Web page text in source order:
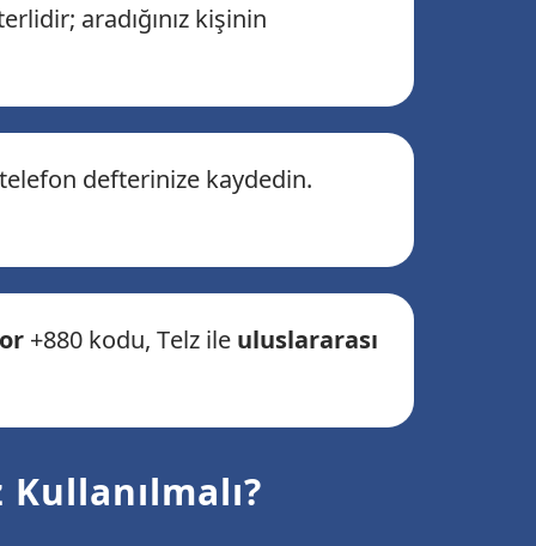
aradığınız kişinin
defterinize kaydedin.
+880 kodu, Telz ile uluslararası